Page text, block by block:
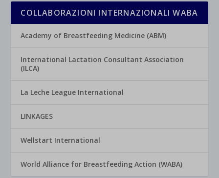
COLLABORAZIONI INTERNAZIONALI WABA
Academy of Breastfeeding Medicine (ABM)
International Lactation Consultant Association
(ILCA)
La Leche League International
LINKAGES
Wellstart International
World Alliance for Breastfeeding Action (WABA)